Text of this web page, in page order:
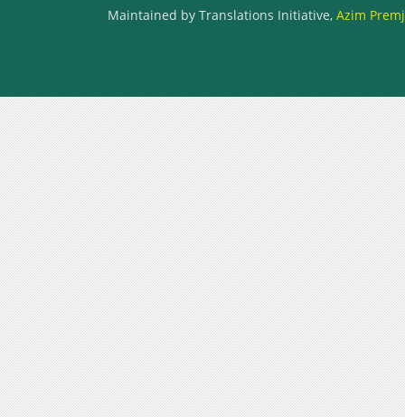
Maintained by Translations Initiative, Azim